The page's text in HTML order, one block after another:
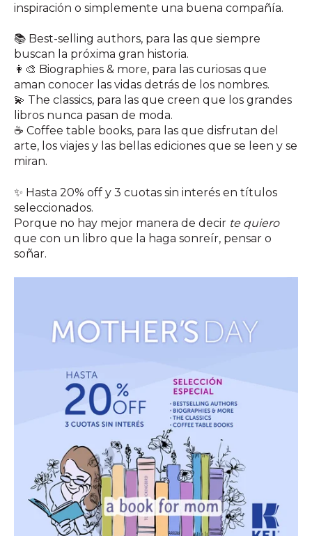
inspiración o simplemente una buena compañía.
📚 Best-selling authors, para las que siempre
buscan la próxima gran historia.
👩‍🎨 Biographies & more, para las curiosas que
aman conocer las vidas detrás de los nombres.
💫 The classics, para las que creen que los grandes
libros nunca pasan de moda.
☕ Coffee table books, para las que disfrutan del
arte, los viajes y las bellas ediciones que se leen y se
miran.
✨ Hasta 20% off y 3 cuotas sin interés en títulos
seleccionados.
Porque no hay mejor manera de decir te quiero
que con un libro que la haga sonreír, pensar o
soñar.